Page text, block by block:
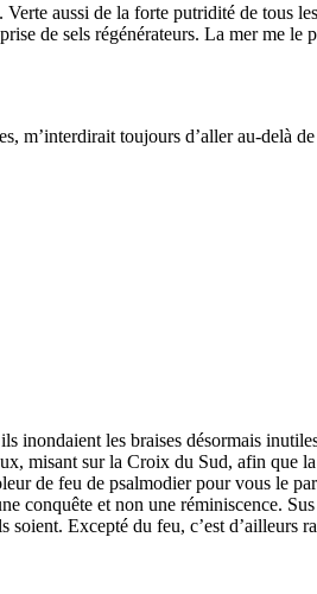
aussi de la forte putridité de tous
de sels régénérateurs. La mer
m’interdirait toujours d’aller au-delà
les braises désormais
misant sur la Croix du Sud, afin
de feu de psalmodier pour vous le
conquête et non une réminiscence.
soient. Excepté du feu, c’est d’ailleurs